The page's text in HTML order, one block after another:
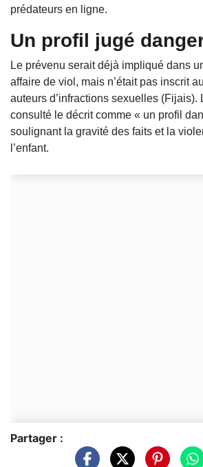
prédateurs en ligne.
Un profil jugé
Le prévenu serait déjà impliqué dans
affaire de viol, mais n’était pas inscrit
auteurs d’infractions sexuelles (Fijais).
consulté le décrit comme « un profil
soulignant la gravité des faits et la
l’enfant.
Partager :